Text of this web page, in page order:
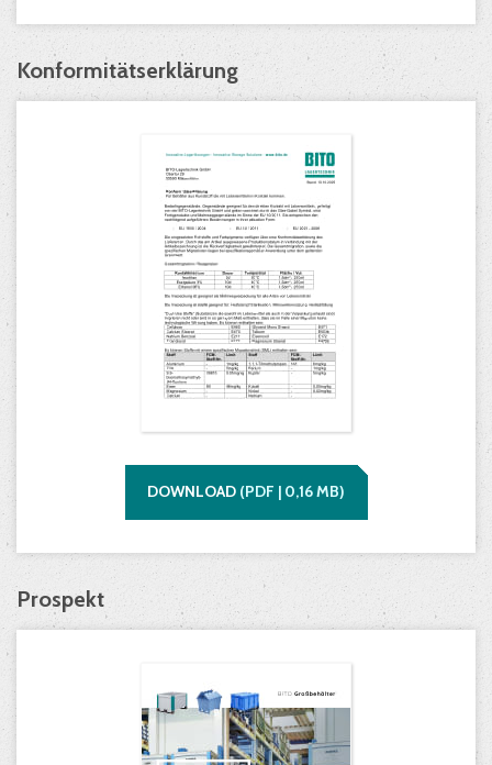
Konformitätserklärung
DOWNLOAD (PDF | 0,16MB)
Prospekt